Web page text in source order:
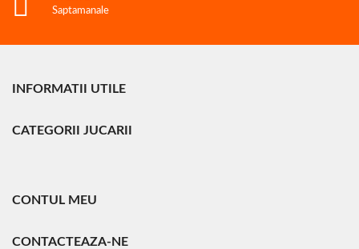
Saptamanale
INFORMATII UTILE
CATEGORII JUCARII
CONTUL MEU
CONTACTEAZA-NE